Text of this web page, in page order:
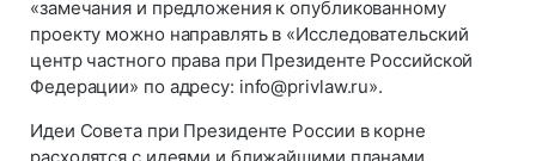
«замечания и предложения к опубликованному
проекту можно направлять в «Исследовательский
центр частного права при Президенте Российской
Федерации» по адресу: info@privlaw.ru».
Идеи Совета при Президенте России в корне